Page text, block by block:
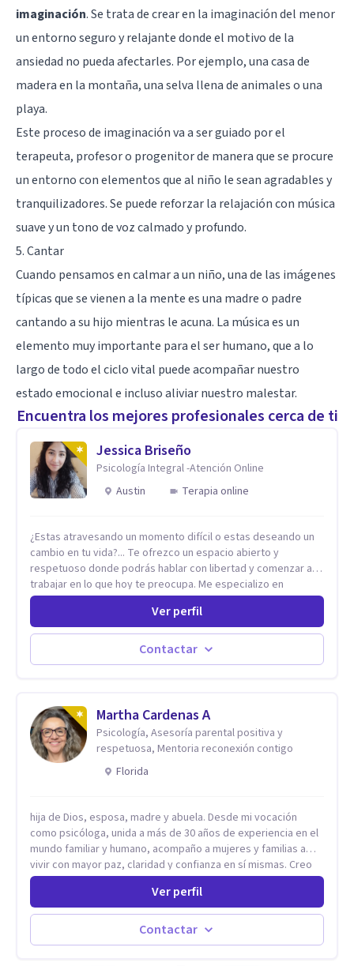
imaginación. Se trata de crear en la imaginación del menor
un entorno seguro y relajante donde el motivo de la
ansiedad no pueda afectarles. Por ejemplo, una casa de
madera en la montaña, una selva llena de animales o una
playa.
Este proceso de imaginación va a ser guiado por el
terapeuta, profesor o progenitor de manera que se procure
un entorno con elementos que al niño le sean agradables y
tranquilizadores. Se puede reforzar la relajación con música
suave y un tono de voz calmado y profundo.
5. Cantar
Cuando pensamos en calmar a un niño, una de las imágenes
típicas que se vienen a la mente es una madre o padre
cantando a su hijo mientras le acuna. La música es un
elemento muy importante para el ser humano, que a lo
largo de todo el ciclo vital puede acompañar nuestro
estado emocional e incluso aliviar nuestro malestar.
Encuentra los mejores profesionales cerca de ti
Jessica Briseño
Psicología Integral -Atención Online
Austin
Terapia online
¿Estas atravesando un momento difícil o estas deseando un
cambio en tu vida?... Te ofrezco un espacio abierto y
respetuoso donde podrás hablar con libertad y comenzar a
trabajar en lo que hoy te preocupa. Me especializo en
Trastornos de Ansiedad y a lo largo de mi experiencia
profesional he acompañado a muchas Familias y Parejas con
distintas problemáticas como el manejo del estrés,
Autoestima, Gestión de la Ira, Depresión, Retos en la Crianza,
Codependencia, Celos, entre otros. Cuento con más de 12
Adolescentes y Adultos
Ver perfil
Contactar
Martha Cardenas A
Psicología, Asesoría parental positiva y
respetuosa, Mentoria reconexión contigo
Florida
hija de Dios, esposa, madre y abuela. Desde mi vocación
como psicóloga, unida a más de 30 años de experiencia en el
mundo familiar y humano, acompaño a mujeres y familias a
vivir con mayor paz, claridad y confianza en sí mismas. Creo
profundamente que la vida está hecha de etapas, y que cada
ciclo —personal, emocional, espiritual y familiar— trae
oportunidades de crecimiento. Por eso utilizo una
combinación de psicología positiva, enfoque humanista,
herramientas contemporáneas de bienestar mental y
Ver perfil
Contactar